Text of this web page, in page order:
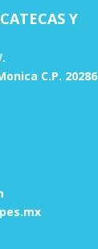
Y
C.P. 20286